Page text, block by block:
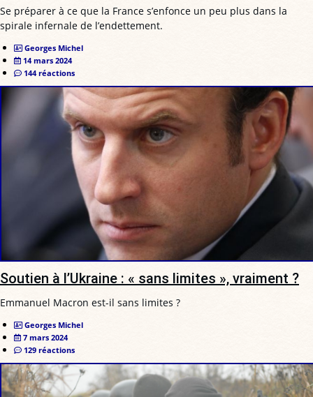
Se préparer à ce que la France s’enfonce un peu plus dans la
spirale infernale de l’endettement.
Georges Michel
14 mars 2024
144 réactions
Soutien à l’Ukraine : « sans limites », vraiment ?
Emmanuel Macron est-il sans limites ?
Georges Michel
7 mars 2024
129 réactions